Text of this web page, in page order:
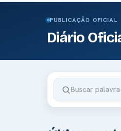
PUBLICAÇÃO OFICIAL
Diário